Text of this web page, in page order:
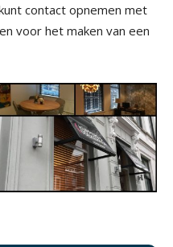
contact opnemen met
voor het maken van een